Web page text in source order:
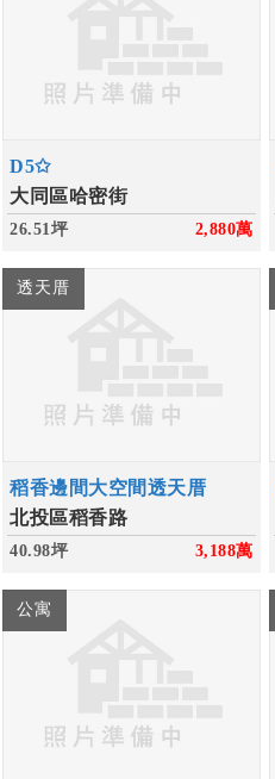
D5✩
大同區哈密街
26.51坪 2,880萬
透天厝
稻香邊間大空間透天厝
北投區稻香路
40.98坪 3,188萬
公寓